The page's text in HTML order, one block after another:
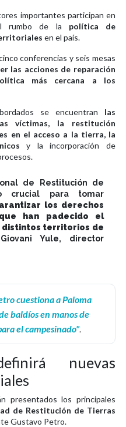
importantes participan en
rumbo de la política de
en el país.
conferencias y seis mesas
las acciones de reparación
más cercana a los
se encuentran las
víctimas, la restitución
en el acceso a la tierra, la
y la incorporación de
de Restitución de
crucial para tomar
los derechos
han padecido el
distintos territorios de
Yule, director
cuestiona a Paloma
baldíos en manos de
el campesinado".
nuevas
presentados los principales
de Restitución de Tierras
Gustavo Petro.